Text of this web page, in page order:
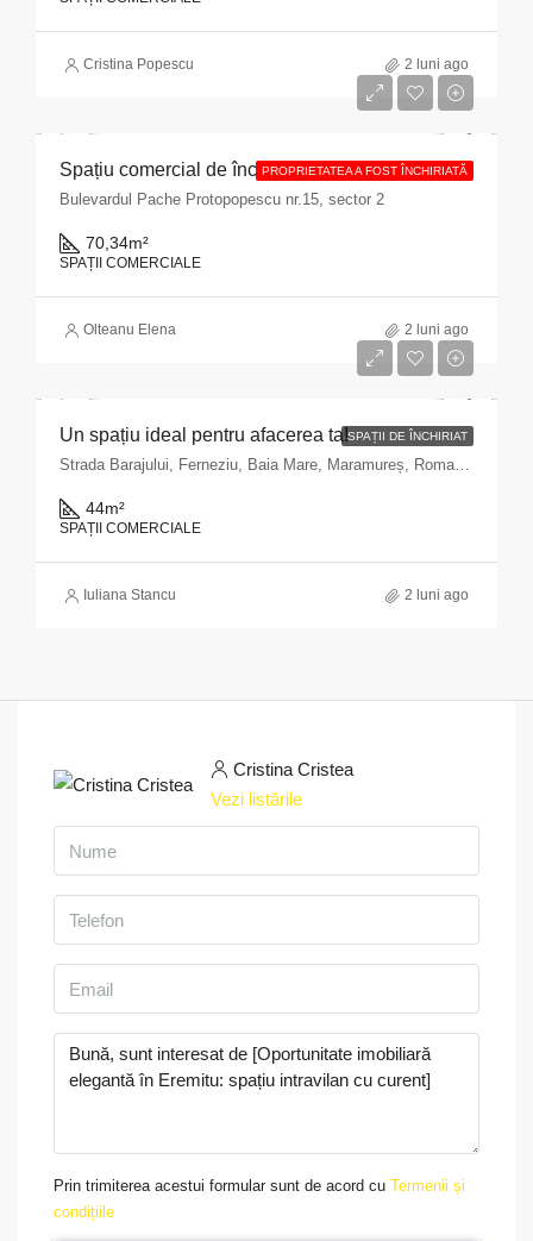
Cristina Popescu 2 luni ago
PROPRIETATEA A FOST ÎNCHIRIATĂ
Spațiu comercial de închiriat cu suprafața de 70,34 mp situat în Municipiul București, Bulevardul Pache Protopopescu, nr. 15, sector 2
Bulevardul Pache Protopopescu nr.15, sector 2
70,34m²
SPAȚII COMERCIALE
Olteanu Elena 2 luni ago
SPAȚII DE ÎNCHIRIAT
Un spațiu ideal pentru afacerea ta!
Strada Barajului, Ferneziu, Baia Mare, Maramureș, Romania
44m²
SPAȚII COMERCIALE
Iuliana Stancu 2 luni ago
Cristina Cristea
Vezi listările
Prin trimiterea acestui formular sunt de acord cu Termenii și
condițiile